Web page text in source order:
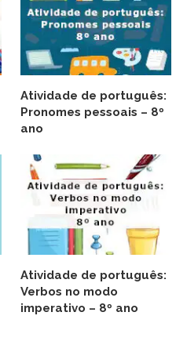
Atividade de português:
Pronomes pessoais – 8º
ano
Atividade de português:
Verbos no modo
imperativo – 8º ano